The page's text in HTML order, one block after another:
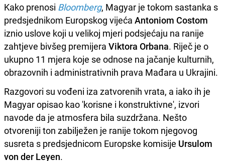
Kako prenosi Bloomberg, Magyar je tokom sastanka s
predsjednikom Europskog vijeća Antoniom Costom
iznio uslove koji u velikoj mjeri podsjećaju na ranije
zahtjeve bivšeg premijera Viktora Orbana. Riječ je o
ukupno 11 mjera koje se odnose na jačanje kulturnih,
obrazovnih i administrativnih prava Mađara u Ukrajini.
Razgovori su vođeni iza zatvorenih vrata, a iako ih je
Magyar opisao kao 'korisne i konstruktivne', izvori
navode da je atmosfera bila suzdržana. Nešto
otvoreniji ton zabilježen je ranije tokom njegovog
susreta s predsjednicom Europske komisije Ursulom
von der Leyen.